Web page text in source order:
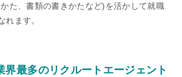
た、書類の書きかたなど)を活かして就職
れます。
界最多のリクルートエージェント